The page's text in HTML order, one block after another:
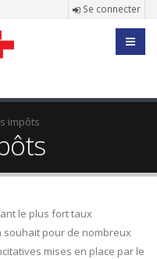
Se connecter
impôts
le plus fort taux
souhait pour de nombreux
mises en place par le